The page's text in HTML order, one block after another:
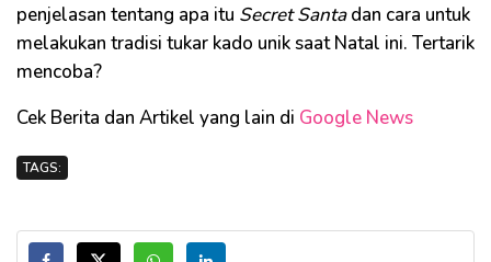
penjelasan tentang apa itu Secret Santadan cara untuk
melakukan tradisi tukar kado unik saat Natal ini. Tertarik
mencoba?
Cek Berita dan Artikel yang lain di Google News
TAGS: